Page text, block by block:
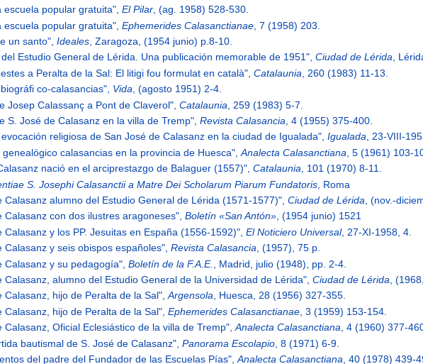
escuela popular gratuita",El Pilar, (ag. 1958) 528-530.
escuela popular gratuita",Ephemerides Calasanctianae , 7 (1958) 203.
un santo",Ideales , Zaragoza, (1954 junio) p.8-10.
Estudio General de Lérida. Una publicación memorable de 1951",Ciudad de Lérida,
a Peralta de la Sal: El litigi fou formulat en català",Catalaunia , 260 (1983) 11-13.
co-calasancias", Vida, (agosto 1951) 2-4.
Josep Calassanç a Pont de Claverol",Catalaunia , 259 (1983) 5-7.
S. José de Calasanz en la villa de Tremp",Revista Calasancia , 4 (1955) 375-400.
religiosa de San José de Calasanz en la ciudad de Igualada",Igualada, 23-VIII-
calasancias en la provincia de Huesca",Analecta Calasanctiana , 5 (1961) 103-
nació en el arciprestazgo de Balaguer (1557)",Catalaunia, 101 (1970) 8-11.
S. Josephi Calasanctii a Matre Dei Scholarum Piarum Fundatoris , Roma
Calasanz alumno del Estudio General de Lérida (1571-1577)",Ciudad de Lérida , (nov.-
Calasanz con dos ilustres aragoneses",Boletín «San Antón», (1954 junio) 1521
Calasanz y los PP. Jesuitas en España (1556-1592)",El Noticiero Universal, 27-XI-1958, 4.
Calasanz y seis obispos españoles",Revista Calasancia , (1957), 75 p.
Calasanz y su pedagogía",Boletín de la F.A.E.
, Madrid, julio (1948), pp. 2-4.
Calasanz, alumno del Estudio General de la Universidad de Lérida",Ciudad de Lérida ,
Calasanz, hijo de Peralta de la Sal",Argensola, Huesca, 28 (1956) 327-355.
Calasanz, hijo de Peralta de la Sal",Ephemerides Calasanctianae , 3 (1959) 153-154.
Calasanz, Oficial Eclesiástico de la villa de Tremp",Analecta Calasanctiana , 4 (1960) 377-
bautismal de S. José de Calasanz",Panorama Escolapio , 8 (1971) 6-9.
del padre del Fundador de las Escuelas Pías",Analecta Calasanctiana , 40 (1978) 439-